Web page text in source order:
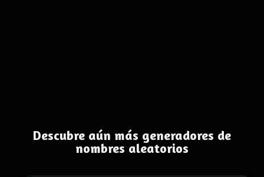
Descubre aún más generadores de
nombres aleatorios